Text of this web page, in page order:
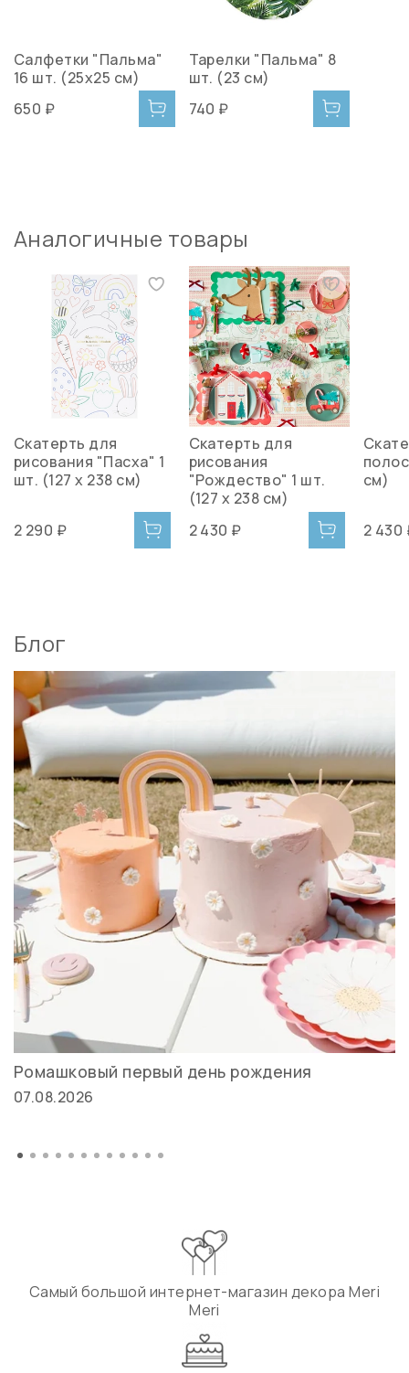
Салфетки "Пальма"
16 шт. (25х25 см)
650 ₽
Тарелки "Пальма" 8
шт. (23 см)
740 ₽
Аналогичные товары
Скатерть для
рисования "Пасха" 1
шт. (127 х 238 см)
2 290 ₽
Скатерть для
рисования
"Рождество" 1 шт.
(127 х 238 см)
2 430 ₽
см)
2 430
Блог
Ромашковый первый день рождения
07.08.2026
Самый большой интернет-магазин декора Meri
Meri